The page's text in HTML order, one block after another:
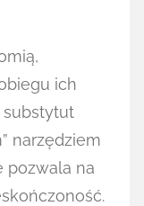
ich
substytut
narzędziem
pozwala na